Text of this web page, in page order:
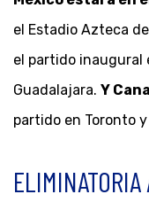
el Estadio Azteca
el partido inaugural
Guadalajara. Y
partido en Toronto
ELIMINATORIA